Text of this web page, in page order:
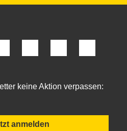
keine Aktion verpassen:
anmelden